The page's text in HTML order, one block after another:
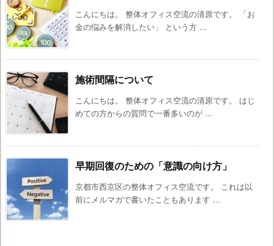
こんにちは。 整体オフィス空流の清原です。 「お
金の悩みを解消したい」 という方 ...
施術間隔について
こんにちは。 整体オフィス空流の清原です。 はじ
めての方からの質問で一番多いのが ...
早期回復のための「意識の向け方」
京都市西京区の整体オフィス空流です。 これは以
前にメルマガで書いたこともあります ...